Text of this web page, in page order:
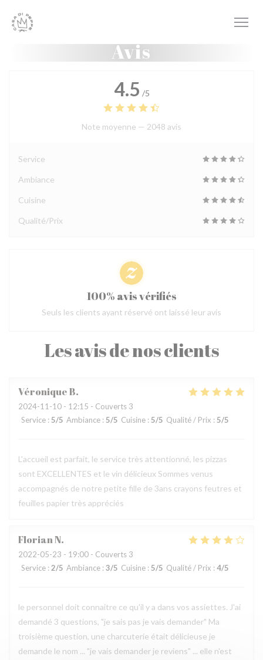
Avis
Les avis de nos clients
VéroniqueB
2024-11-10 - 12:15 - Couverts 3
Service : 5/5 Ambiance : 5/5 Cuisine : 5/5 Qualité / Prix : 5/5
L'accueil est parfait, le service très attentionné, les pizzas
sont EXCELLENTES et le vin délicieux Sommes venus
accompagnés de notre petite fille de 3ans crayons feutres et
feuilles papier très appréciés
FlorianN
2022-05-23 - 19:00 - Couverts 3
Service : 2/5 Ambiance : 3/5 Cuisine : 5/5 Qualité / Prix : 4/5
le personnel doit connaitre ce qu'il y a dans vos assiettes. J'ai
demandé 3 questions, "je sais pas je vais demander" Ma
troisième question, une charcuterie était délicieuse je
demande le nom ... "je vais demander je reviens" ... elle n'est
4.5 /5
Note moyenne — 2048 avis
Service
Ambiance
Cuisine
Qualité/Prix
100% avis vérifiés
Seuls les clients ayant réservé ont laissé leur avis